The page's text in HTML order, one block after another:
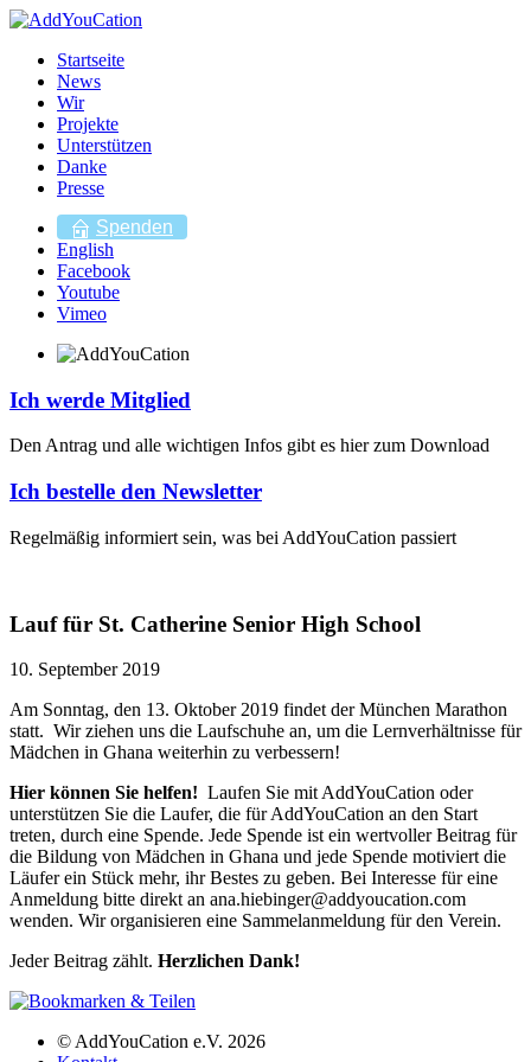
Startseite
News
Wir
Projekte
Unterstützen
Danke
Presse
Spenden
English
Facebook
Youtube
Vimeo
Ich werde Mitglied
Den Antrag und alle wichtigen Infos gibt es hier zum Download
Ich bestelle den Newsletter
Regelmäßig informiert sein, was bei AddYouCation passiert
Lauf für St. Catherine Senior High School
10. September 2019
Am Sonntag, den 13. Oktober 2019 findet der München Marathon
statt. Wir ziehen uns die Laufschuhe an, um die Lernverhältnisse für
Mädchen in Ghana weiterhin zu verbessern!
Hier können Sie helfen! Laufen Sie mit AddYouCation oder
unterstützen Sie die Laufer, die für AddYouCation an den Start
treten, durch eine Spende. Jede Spende ist ein wertvoller Beitrag für
die Bildung von Mädchen in Ghana und jede Spende motiviert die
Läufer ein Stück mehr, ihr Bestes zu geben. Bei Interesse für eine
Anmeldung bitte direkt an ana.hiebinger@addyoucation.com
wenden. Wir organisieren eine Sammelanmeldung für den Verein.
Jeder Beitrag zählt. Herzlichen Dank!
© AddYouCation e.V. 2026